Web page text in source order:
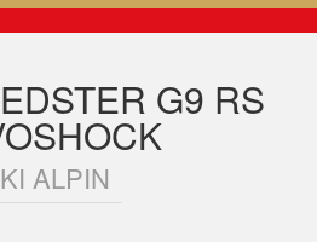
G9 RS
ALPIN